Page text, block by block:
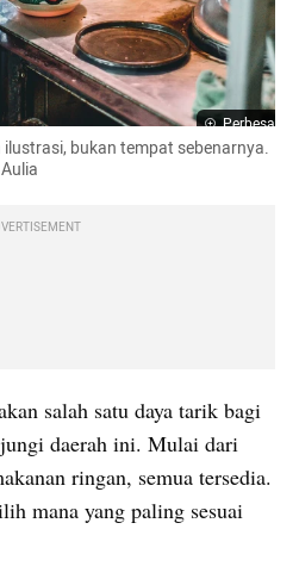
Perbesar
bukan tempat sebenarnya.
salah satu daya tarik bagi
daerah ini. Mulai dari
ringan, semua tersedia.
mana yang paling sesuai